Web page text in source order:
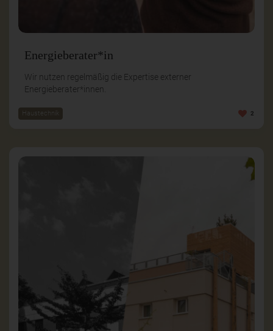
Energieberater*in
Wir nutzen regelmäßig die Expertise externer
Energieberater*innen.
Haustechnik 2